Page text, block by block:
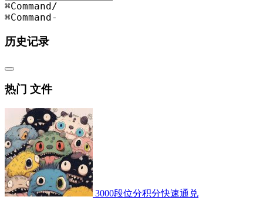
⌘Command /
⌘Command -
历史记录
热门 文件
3000段位分积分快速通兑